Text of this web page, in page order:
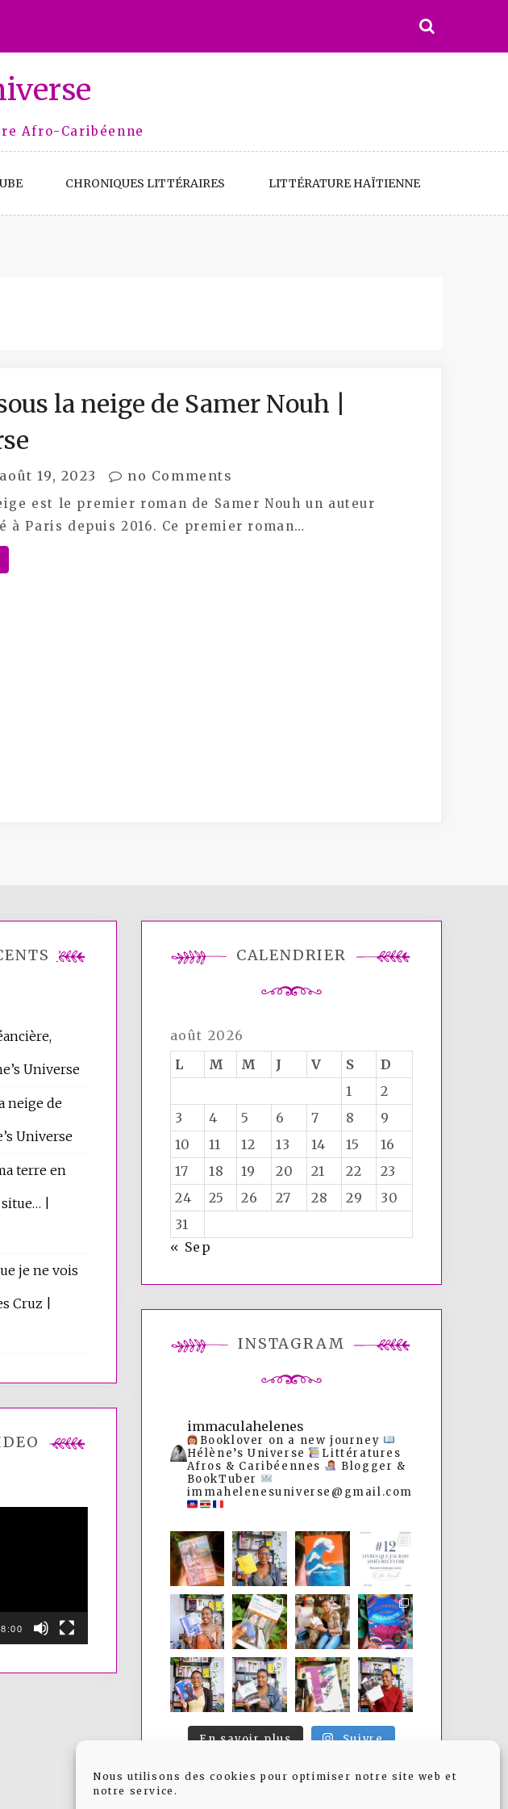
Nous utilisons des cookies pour optimiser notre site web et
notre service.
Afro-Caribéenne
CHRONIQUES LITTÉRAIRES LITTÉRATURE HAÏTIENNE
la neige de Samer Nouh |
août 19, 2023 no Comments
est le premier roman de Samer Nouh un auteur
Paris depuis 2016. Ce premier roman…
Universe
neige de
Universe
terre en
|
je ne vois
Cruz |
CALENDRIER
août 2026
L
M M J V S
D
1
2
3
4 5 6 7 8
9
10
11 12 13 14 15
16
17
18 19 20 21 22
23
24
25 26 27 28 29
30
31
« Sep
INSTAGRAM
immaculahelenes
Booklover on a new journey
Hélène’s Universe
Littératures
Afros & Caribéennes
Blogger &
BookTuber
immahelenesuniverse@gmail.com
En savoir plus Suivre